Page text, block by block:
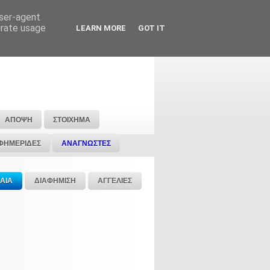
ΑΠΟΨΗ ΣΤΟΙΧΗΜΑ
ΑΝΑΓΝΩΣΤΕΣ
ΔΙΑΦΗΜΙΣΗ ΑΓΓΕΛΙΕΣ
agent
usage
LEARN MORE GOT IT